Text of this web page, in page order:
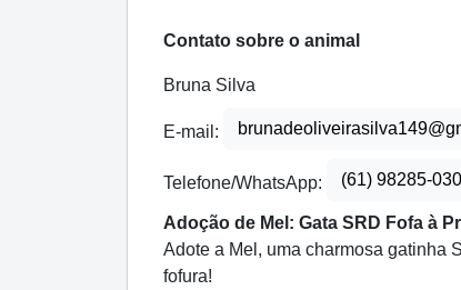
Contato sobre o animal
Bruna Silva
E-mail:
Telefone/WhatsApp: (61) 98285-
Adoção de Mel: Gata SRD Fofa à
Adote a Mel, uma charmosa gatinha
fofura!